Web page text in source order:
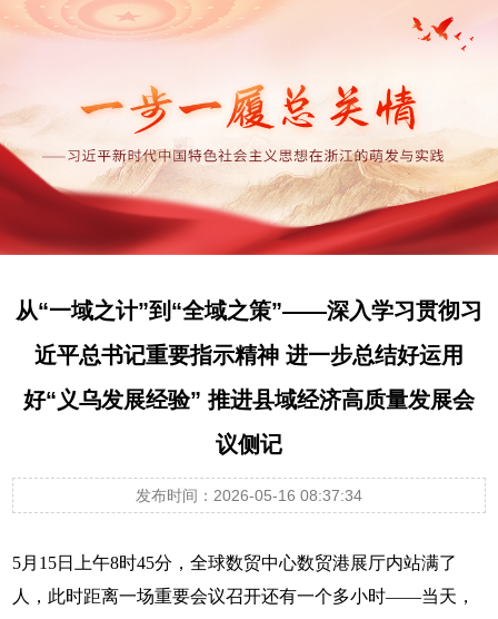
从“一域之计”到“全域之策”——深入学习贯彻习
近平总书记重要指示精神 进一步总结好运用
好“义乌发展经验” 推进县域经济高质量发展会
议侧记
发布时间：2026-05-16 08:37:34
5月15日上午8时45分，全球数贸中心数贸港展厅内站满了
人，此时距离一场重要会议召开还有一个多小时——当天，